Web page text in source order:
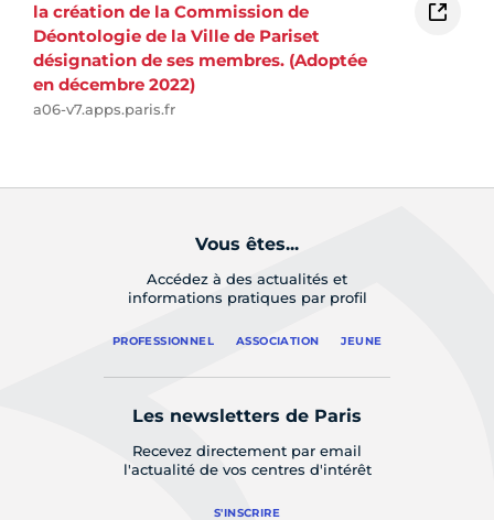
la création de la Commission de
Déontologie de la Ville de Pariset
désignation de ses membres. (Adoptée
en décembre 2022)
a06-v7.apps.paris.fr
Vous êtes...
Accédez à des actualités et
informations pratiques par profil
PROFESSIONNEL ASSOCIATION JEUNE
Les newsletters de Paris
Recevez directement par email
l'actualité de vos centres d'intérêt
S'INSCRIRE